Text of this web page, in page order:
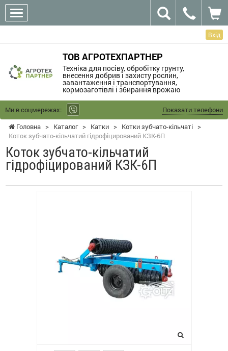
Вхід
ТОВ АГРОТЕХПАРТНЕР
Техніка для посіву, обробітку грунту,
внесення добрив і захисту рослин,
завантаження і транспортування,
кормозаготівлі і збирання врожаю
Ми в соцмережах:
Показати телефони
Головна > Каталог > Катки > Котки зубчато-кільчаті >
Коток зубчато-кільчатий гідрофіцирований КЗК-6П
Коток зубчато-кільчатий
гідрофіцирований КЗК-6П